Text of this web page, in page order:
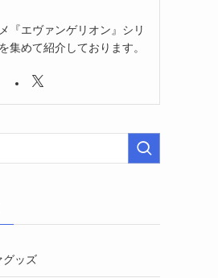
『エヴァンゲリオン』シリ
集めて紹介しております。
グッズ